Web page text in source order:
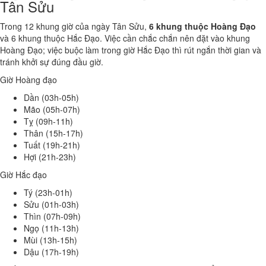
Tân Sửu
Trong 12 khung giờ của ngày Tân Sửu, 6 khung thuộc Hoàng Đạo
và 6 khung thuộc Hắc Đạo. Việc cần chắc chắn nên đặt vào khung
Hoàng Đạo; việc buộc làm trong giờ Hắc Đạo thì rút ngắn thời gian và
tránh khởi sự đúng đầu giờ.
Giờ Hoàng đạo
Dần (03h-05h)
Mão (05h-07h)
Tỵ (09h-11h)
Thân (15h-17h)
Tuất (19h-21h)
Hợi (21h-23h)
Giờ Hắc đạo
Tý (23h-01h)
Sửu (01h-03h)
Thìn (07h-09h)
Ngọ (11h-13h)
Mùi (13h-15h)
Dậu (17h-19h)